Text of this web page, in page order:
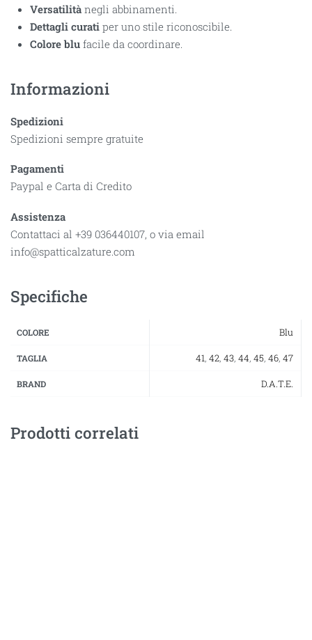
Versatilità negli abbinamenti.
Dettagli curati per uno stile riconoscibile.
Colore blu facile da coordinare.
Informazioni
Spedizioni
Spedizioni sempre gratuite
Pagamenti
Paypal e Carta di Credito
Assistenza
Contattaci al +39 036440107, o via email
info@spatticalzature.com
Specifiche
COLORE Blu
TAGLIA 41, 42, 43, 44, 45, 46, 47
BRAND D.A.T.E.
Prodotti correlati